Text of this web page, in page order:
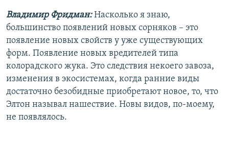
Владимир Фридман: Насколько я знаю,
большинство появлений новых сорняков – это
появление новых свойств у уже существующих
форм. Появление новых вредителей типа
колорадского жука. Это следствия некоего завоза,
изменения в экосистемах, когда ранние виды
достаточно безобидные приобретают новое, то, что
Элтон называл нашествие. Новы видов, по-моему,
не появлялось.